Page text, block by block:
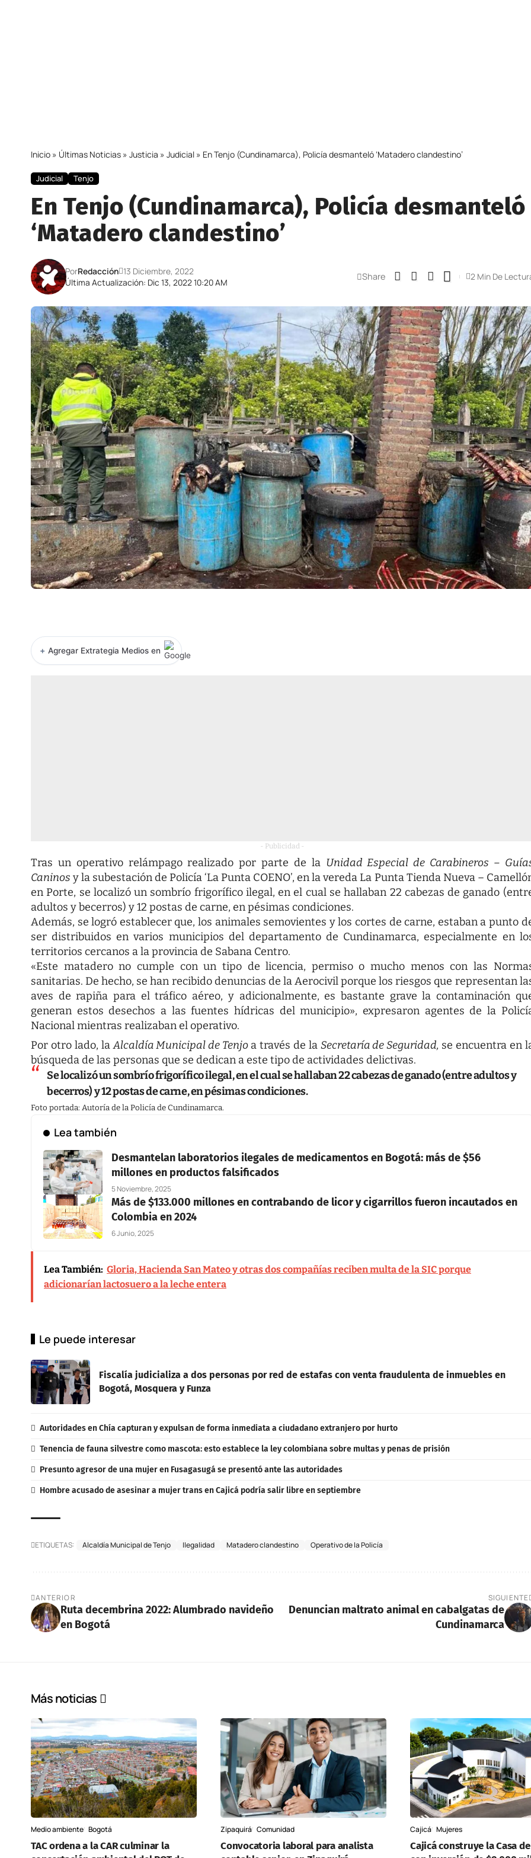
Inicio » Últimas Noticias » Justicia » Judicial » En Tenjo (Cundinamarca), Policía desmanteló ‘Matadero clandestino’
Judicial Tenjo
En Tenjo (Cundinamarca), Policía desmanteló
‘Matadero clandestino’
Última Actualización: Dic 13, 2022 10:20 AM
PorRedacción 13 Diciembre, 2022 Share 2 Min De
+ Agregar Extrategia Medios en
- Publicidad -
Tras un operativo relámpago realizado por parte de la Unidad Especial de Carabineros –
Caninos y la subestación de Policía ‘La Punta COENO’, en la vereda La Punta Tienda Nueva –
en Porte, se localizó un sombrío frigorífico ilegal, en el cual se hallaban 22 cabezas de ganado
adultos y becerros) y 12 postas de carne, en pésimas condiciones.
Además, se logró establecer que, los animales semovientes y los cortes de carne, estaban a punto
ser distribuidos en varios municipios del departamento de Cundinamarca, especialmente en
territorios cercanos a la provincia de Sabana Centro.
«Este matadero no cumple con un tipo de licencia, permiso o mucho menos con las
sanitarias. De hecho, se han recibido denuncias de la Aerocivil porque los riesgos que representan
aves de rapiña para el tráfico aéreo, y adicionalmente, es bastante grave la contaminación
generan estos desechos a las fuentes hídricas del municipio», expresaron agentes de la
Nacional mientras realizaban el operativo.
Por otro lado, laAlcaldía Municipal de Tenjo a través de la Secretaría de Seguridad, se encuentra en
búsqueda de las personas que se dedican a este tipo de actividades delictivas.
Se localizó un sombrío frigorífico ilegal, en el cual se hallaban 22 cabezas de ganado (entre adultos y
becerros) y 12 postas de carne, en pésimas condiciones.
Foto portada: Autoría de la Policía de Cundinamarca.
Lea también
Desmantelan laboratorios ilegales de medicamentos en Bogotá: más de $56
millones en productos falsificados
5 Noviembre, 2025
Más de $133.000 millones en contrabando de licor y cigarrillos fueron incautados en
Colombia en 2024
6 Junio, 2025
Lea También: Gloria, Hacienda San Mateo y otras dos compañías reciben multa de la SIC porque
adicionarían lactosuero a la leche entera
Le puede interesar
Fiscalía judicializa a dos personas por red de estafas con venta fraudulenta de inmuebles en
Bogotá, Mosquera y Funza
Autoridades en Chía capturan y expulsan de forma inmediata a ciudadano extranjero por hurto
Tenencia de fauna silvestre como mascota: esto establece la ley colombiana sobre multas y penas de prisión
Presunto agresor de una mujer en Fusagasugá se presentó ante las autoridades
Hombre acusado de asesinar a mujer trans en Cajicá podría salir libre en septiembre
ETIQUETAS: Alcaldía Municipal de Tenjo Ilegalidad Matadero clandestino Operativo de la Policía
ANTERIOR
Ruta decembrina 2022: Alumbrado navideño
en Bogotá
SIGUIENTE
Denuncian maltrato animal en cabalgatas de
Cundinamarca
Más noticias
Medio ambiente Bogotá
TAC ordena a la CAR culminar la
Zipaquirá Comunidad
Convocatoria laboral para analista
Cajicá Mujeres
Cajicá construye la Casa